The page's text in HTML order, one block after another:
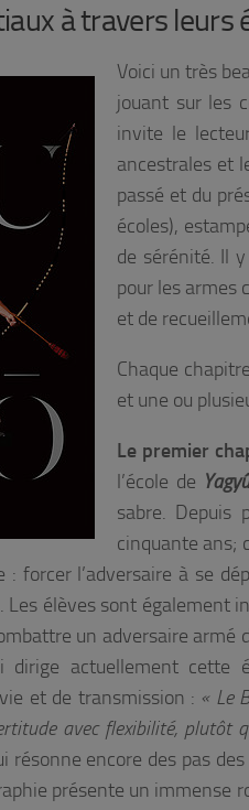
à travers leurs
Voici un très
jouant sur les
invite le
ancestrales et
passé et du
écoles),
de sérénité. Il
pour les armes
et de
Chaque
et une ou
Le premier
l’école de
sabre. Depuis
cinquante ans;
forcer l’adversaire à se
Les élèves sont également
un adversaire armé
dirige actuellement cette
et de transmission : « Le
avec flexibilité, plutôt
résonne encore des pas
présente un immense